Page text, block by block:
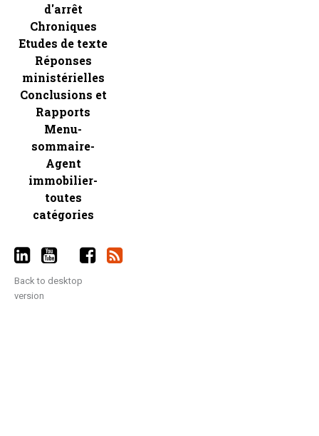
d'arrêt
Chroniques
Etudes de texte
Réponses
ministérielles
Conclusions et
Rapports
Menu-
sommaire-
Agent
immobilier-
toutes
catégories
Back to desktop
version